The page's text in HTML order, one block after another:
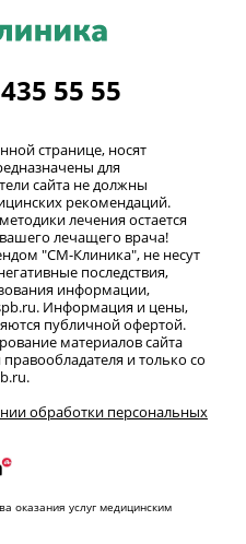
55 55
странице, носят
для
сайта не должны
рекомендаций.
лечения остается
лечащего врача!
"СМ-Клиника", не несут
последствия,
информации,
Информация и цены,
публичной офертой.
материалов сайта
и только со
обработки персональных
оказания услуг медицинским